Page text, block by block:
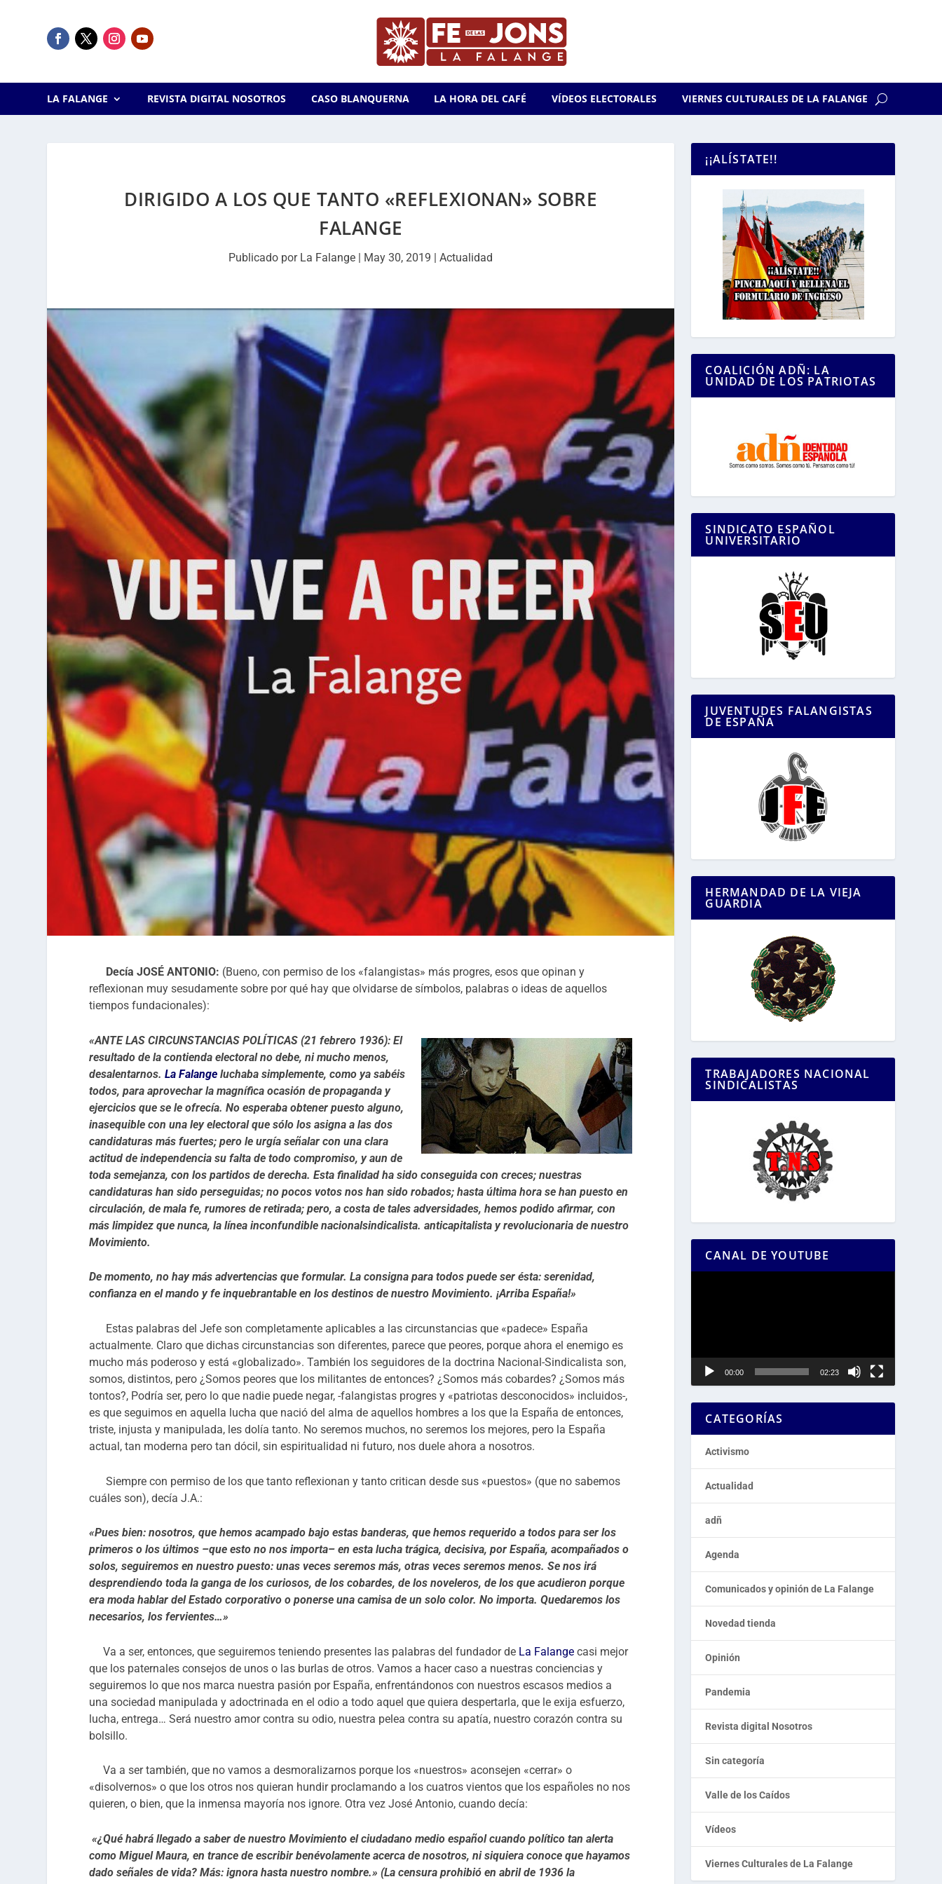
LA FALANGE REVISTA DIGITAL NOSOTROS CASO BLANQUERNA LA HORA DEL CAFÉ VÍDEOS ELECTORALES VIERNES CULTURALES DE LA FALANGE
DIRIGIDO A LOS QUE TANTO «REFLEXIONAN» SOBRE
FALANGE
Publicado por La Falange | May 30, 2019 |Actualidad
Decía JOSÉ ANTONIO: (Bueno, con permiso de los «falangistas» más progres, esos que opinan y
reflexionan muy sesudamente sobre por qué hay que olvidarse de símbolos, palabras o ideas de aquellos
tiempos fundacionales):
«ANTE LAS CIRCUNSTANCIAS POLÍTICAS (21 febrero 1936): El
resultado de la contienda electoral no debe, ni mucho menos,
desalentarnos.La Falange luchaba simplemente, como ya sabéis
todos, para aprovechar la magnífica ocasión de propaganda y
ejercicios que se le ofrecía. No esperaba obtener puesto alguno,
inasequible con una ley electoral que sólo los asigna a las dos
candidaturas más fuertes; pero le urgía señalar con una clara
actitud de independencia su falta de todo compromiso, y aun de
toda semejanza, con los partidos de derecha. Esta finalidad ha sido conseguida con creces; nuestras
candidaturas han sido perseguidas; no pocos votos nos han sido robados; hasta última hora se han puesto en
circulación, de mala fe, rumores de retirada; pero, a costa de tales adversidades, hemos podido afirmar, con
más limpidez que nunca, la línea inconfundible nacionalsindicalista. anticapitalista y revolucionaria de nuestro
Movimiento.
De momento, no hay más advertencias que formular. La consigna para todos puede ser ésta: serenidad,
confianza en el mando y fe inquebrantable en los destinos de nuestro Movimiento. ¡Arriba España!»
Estas palabras del Jefe son completamente aplicables a las circunstancias que «padece» España
actualmente. Claro que dichas circunstancias son diferentes, parece que peores, porque ahora el enemigo es
mucho más poderoso y está «globalizado». También los seguidores de la doctrina Nacional-Sindicalista son,
somos, distintos, pero ¿Somos peores que los militantes de entonces? ¿Somos más cobardes? ¿Somos más
tontos?, Podría ser, pero lo que nadie puede negar, -falangistas progres y «patriotas desconocidos» incluidos-,
es que seguimos en aquella lucha que nació del alma de aquellos hombres a los que la España de entonces,
triste, injusta y manipulada, les dolía tanto. No seremos muchos, no seremos los mejores, pero la España
actual, tan moderna pero tan dócil, sin espiritualidad ni futuro, nos duele ahora a nosotros.
Siempre con permiso de los que tanto reflexionan y tanto critican desde sus «puestos» (que no sabemos
cuáles son), decía J.A.:
«Pues bien: nosotros, que hemos acampado bajo estas banderas, que hemos requerido a todos para ser los
primeros o los últimos –que esto no nos importa– en esta lucha trágica, decisiva, por España, acompañados o
solos, seguiremos en nuestro puesto: unas veces seremos más, otras veces seremos menos. Se nos irá
desprendiendo toda la ganga de los curiosos, de los cobardes, de los noveleros, de los que acudieron porque
era moda hablar del Estado corporativo o ponerse una camisa de un solo color. No importa. Quedaremos los
necesarios, los fervientes…»
Va a ser, entonces, que seguiremos teniendo presentes las palabras del fundador de La Falange casi mejor
que los paternales consejos de unos o las burlas de otros. Vamos a hacer caso a nuestras conciencias y
seguiremos lo que nos marca nuestra pasión por España, enfrentándonos con nuestros escasos medios a
una sociedad manipulada y adoctrinada en el odio a todo aquel que quiera despertarla, que le exija esfuerzo,
lucha, entrega… Será nuestro amor contra su odio, nuestra pelea contra su apatía, nuestro corazón contra su
bolsillo.
Va a ser también, que no vamos a desmoralizarnos porque los «nuestros» aconsejen «cerrar» o
«disolvernos» o que los otros nos quieran hundir proclamando a los cuatros vientos que los españoles no nos
quieren, o bien, que la inmensa mayoría nos ignore. Otra vez José Antonio, cuando decía:
«¿Qué habrá llegado a saber de nuestro Movimiento el ciudadano medio español cuando político tan alerta
como Miguel Maura, en trance de escribir benévolamente acerca de nosotros, ni siquiera conoce que hayamos
dado señales de vida? Más: ignora hasta nuestro nombre.» (La censura prohibió en abril de 1936 la
¡¡ALÍSTATE!!
COALICIÓN ADÑ: LA
UNIDAD DE LOS PATRIOTAS
SINDICATO ESPAÑOL
UNIVERSITARIO
JUVENTUDES FALANGISTAS
DE ESPAÑA
HERMANDAD DE LA VIEJA
GUARDIA
TRABAJADORES NACIONAL
SINDICALISTAS
CANAL DE YOUTUBE
00:00 02:23
CATEGORÍAS
Activismo
Actualidad
adñ
Agenda
Comunicados y opinión de La Falange
Novedad tienda
Opinión
Pandemia
Revista digital Nosotros
Sin categoría
Valle de los Caídos
Vídeos
Viernes Culturales de La Falange